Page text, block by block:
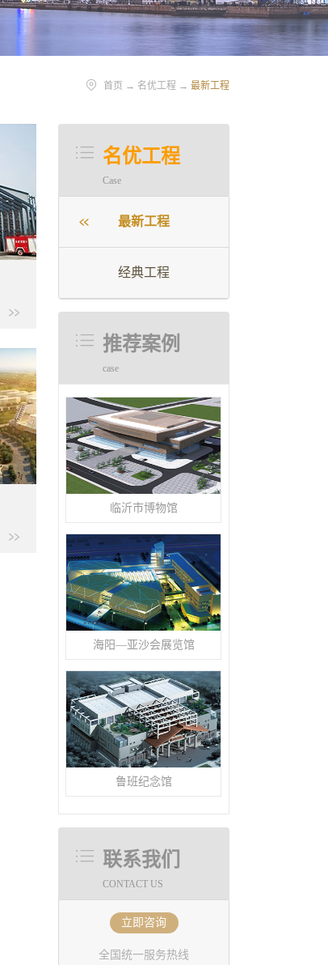
首页 → 名优工程 → 最新工程
名优工程
Case
最新工程
经典工程
推荐案例
case
临沂市博物馆
海阳—亚沙会展览馆
鲁班纪念馆
联系我们
CONTACT US
立即咨询
全国统一服务热线